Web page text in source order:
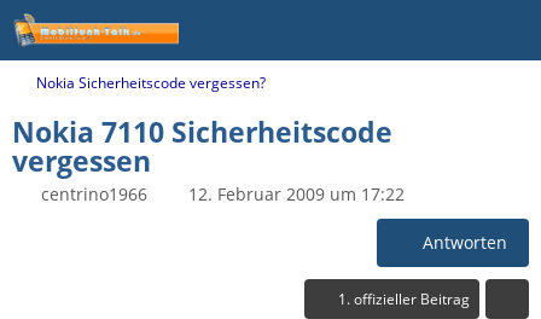
Nokia Sicherheitscode vergessen?
Nokia 7110 Sicherheitscode
vergessen
centrino1966 12. Februar 2009 um 17:22
Antworten
1. offizieller Beitrag